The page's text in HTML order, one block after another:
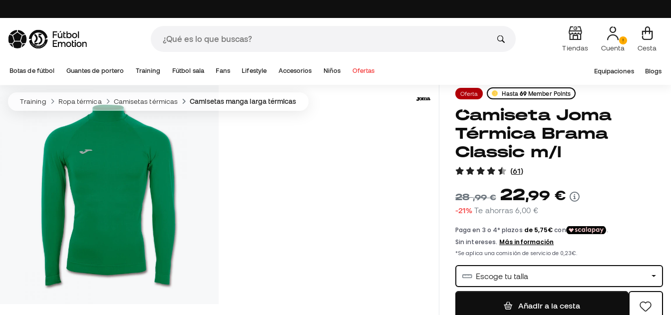
Tiendas Cuenta Cesta
Botas de fútbol Guantes de portero Training Fútbol sala Fans Lifestyle Accesorios Niños Ofertas Equipaciones Blogs
Training Ropa térmica Camisetas térmicas Camisetas manga larga térmicas
Oferta Hasta 69 Member Points
Camiseta Joma
Térmica Brama
Classic m/l
(61)
28,99 € 22,99 €
-21% Te ahorras6,00 €
Escoge tu talla
Añadir a la cesta